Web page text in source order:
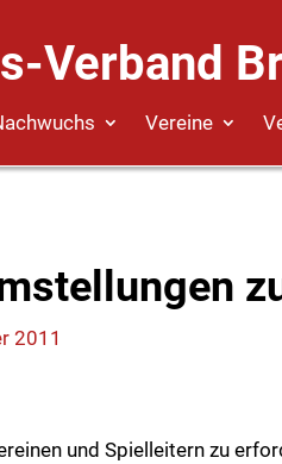
Verband
Vereine
2011
und Spielleitern zu